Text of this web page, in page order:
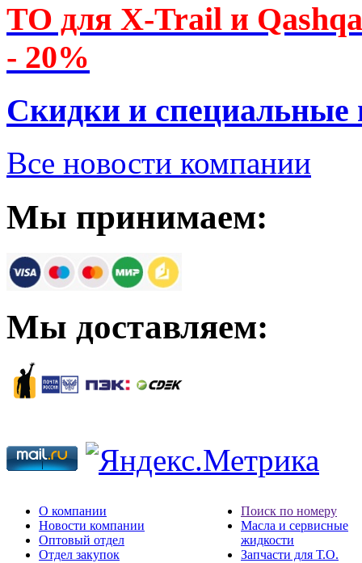
ТО для X-Trail и
- 20%
Скидки и специальные
Все новости компании
Мы принимаем:
Мы доставляем:
О компании
Новости компании
Оптовый отдел
Отдел закупок
Поиск по номеру
Масла и сервисные
жидкости
Запчасти для Т.О.